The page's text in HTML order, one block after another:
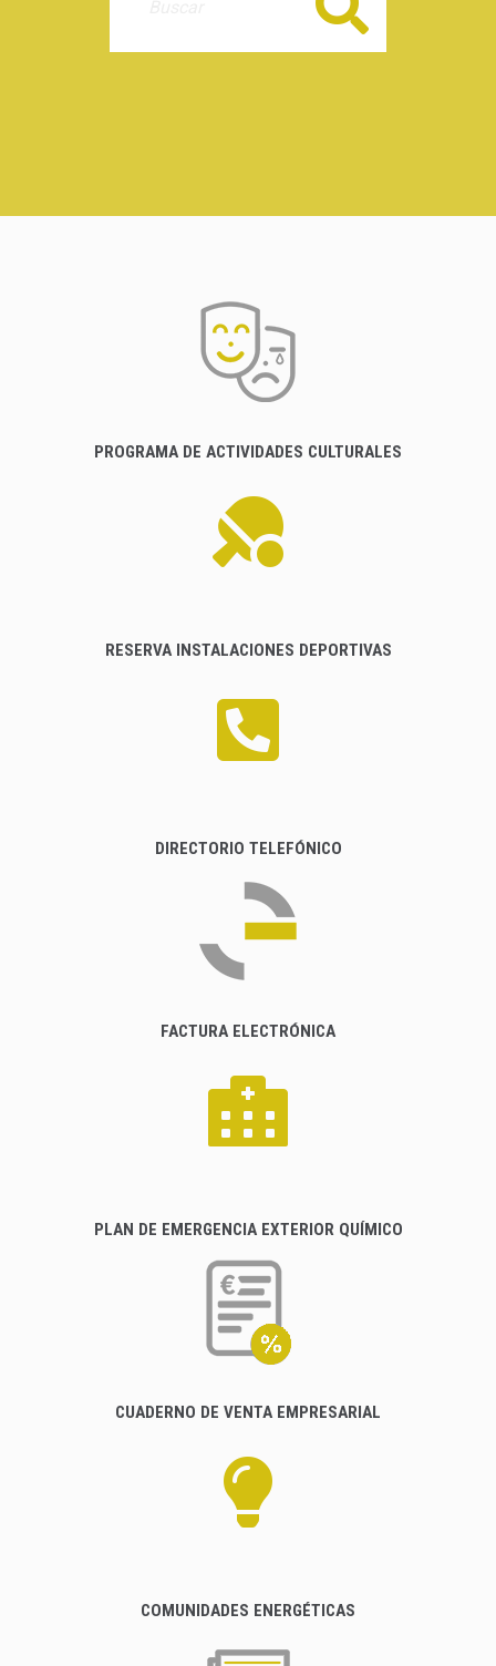
Buscar
PROGRAMA DE ACTIVIDADES CULTURALES
RESERVA INSTALACIONES DEPORTIVAS
DIRECTORIO TELEFÓNICO
FACTURA ELECTRÓNICA
PLAN DE EMERGENCIA EXTERIOR QUÍMICO
CUADERNO DE VENTA EMPRESARIAL
COMUNIDADES ENERGÉTICAS